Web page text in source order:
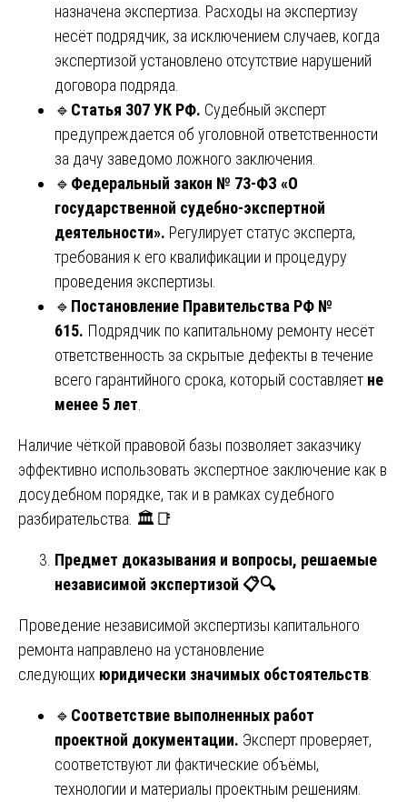
назначена экспертиза. Расходы на экспертизу
несёт подрядчик, за исключением случаев, когда
экспертизой установлено отсутствие нарушений
договора подряда.
🔹 Статья 307 УК РФ. Судебный эксперт
предупреждается об уголовной ответственности
за дачу заведомо ложного заключения.
🔹 Федеральный закон № 73-ФЗ «О
государственной судебно-экспертной
деятельности». Регулирует статус эксперта,
требования к его квалификации и процедуру
проведения экспертизы.
🔹 Постановление Правительства РФ №
615. Подрядчик по капитальному ремонту несёт
ответственность за скрытые дефекты в течение
всего гарантийного срока, который составляет не
менее 5 лет
Наличие чёткой правовой базы позволяет заказчику
эффективно использовать экспертное заключение как в
досудебном порядке, так и в рамках судебного
разбирательства. 🏛️📑
Предмет доказывания и вопросы, решаемые
независимой экспертизой 📋🔍
Проведение независимой экспертизы капитального
ремонта направлено на установление
следующих юридически значимых обстоятельств:
🔹 Соответствие выполненных работ
проектной документации. Эксперт проверяет,
соответствуют ли фактические объёмы,
технологии и материалы проектным решениям.